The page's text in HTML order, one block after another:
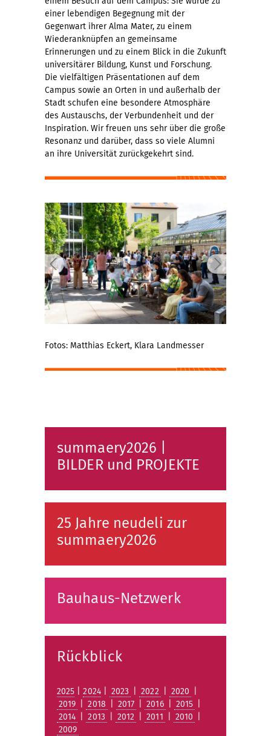
einer lebendigen Begegnung mit der
Gegenwart ihrer Alma Mater, zu einem
Wiederanknüpfen an gemeinsame
Erinnerungen und zu einem Blick in die Zukunft
universitärer Bildung, Kunst und Forschung.
Die vielfältigen Präsentationen auf dem
Campus sowie an Orten in und außerhalb der
Stadt schufen eine besondere Atmosphäre
des Austauschs, der Verbundenheit und der
Inspiration. Wir freuen uns sehr über die große
Resonanz und darüber, dass so viele Alumni
an ihre Universität zurückgekehrt sind.
Fotos: Matthias Eckert, Klara Landmesser
summaery2026 |
BILDER und PROJEKTE
25 Jahre neudeli zur
summaery2026
Bauhaus-Netzwerk
Rückblick
2025 |2024| 2023 2022 2020
2019
2018 2017 2016 2015
2014
2013 2012 2011 2010
2009